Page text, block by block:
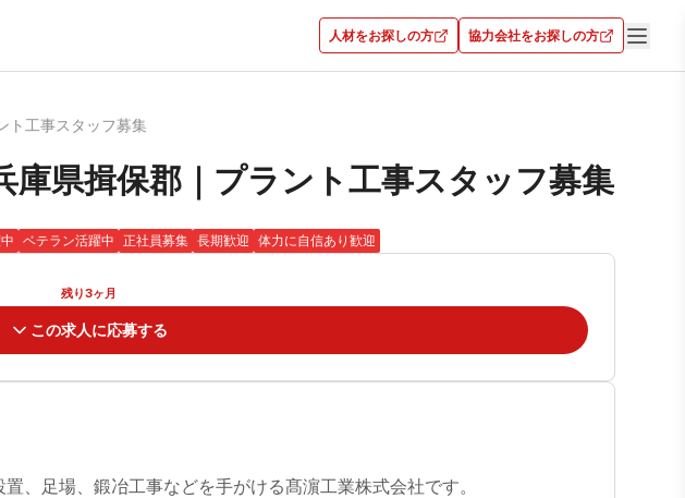
人材をお探しの方 協力会社をお探しの方
ト工事スタッフ募集
庫県揖保郡｜プラント工事スタッフ募集
ベテラン活躍中 正社員募集 長期歓迎 体力に自信あり歓迎
残り3ヶ月
この求人に応募する
、足場、鍛冶工事などを手がける髙濵工業株式会社です。